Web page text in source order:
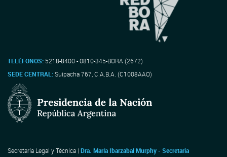
TELÉFONOS: 5218-8400 - 0810-345-BORA (2672)
SEDE CENTRAL:Suipacha 767, C.A.B.A. (C1008AAO)
Secretaría Legal y Técnica | Dra. María Ibarzabal Murphy - Secretaria